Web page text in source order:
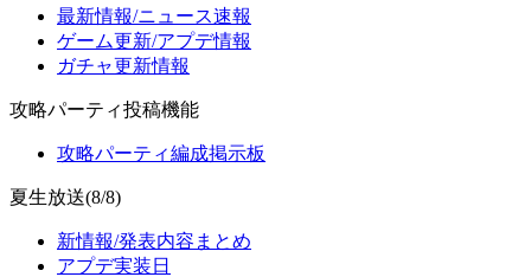
最新情報/ニュース速報
ゲーム更新/アプデ情報
ガチャ更新情報
攻略パーティ投稿機能
攻略パーティ編成掲示板
夏生放送(8/8)
新情報/発表内容まとめ
アプデ実装日